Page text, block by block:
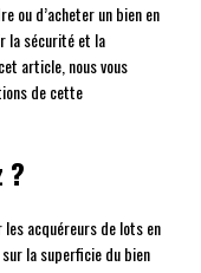
ou d’acheter un bien en
la sécurité et la
article, nous vous
de cette
?
les acquéreurs de lots en
la superficie du bien